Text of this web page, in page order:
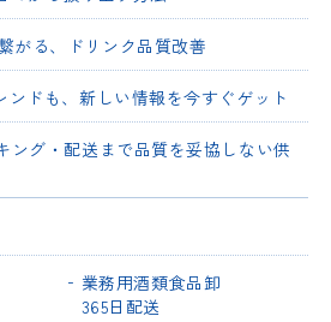
がる、ドリンク品質改善
ンドも、新しい情報を今すぐゲット
ング・配送まで品質を妥協しない供
業務用酒類食品卸
365日配送